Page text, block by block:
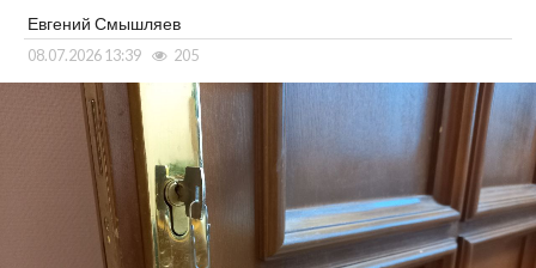
Евгений Смышляев
08.07.2026 13:39 205